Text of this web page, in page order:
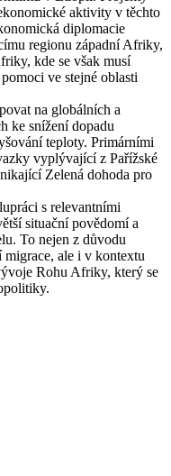
aktivity v těchto
diplomacie
regionu západní Afriky,
kde se však musí
ve stejné oblasti
na globálních a
ke snížení dopadu
teploty. Primárními
vyplývající z Pařížské
Zelená dohoda pro
s relevantními
situační povědomí a
To nejen z důvodu
ale i v kontextu
Rohu Afriky, který se